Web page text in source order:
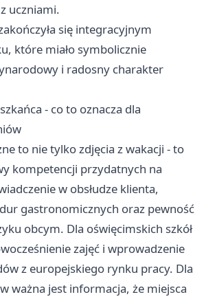
uczniami.
się integracyjnym
które miało symbolicznie
i radosny charakter
- co to oznacza dla
to nie tylko zdjęcia z wakacji - to
kompetencji przydatnych na
w obsłudze klienta,
gastronomicznych oraz pewność
obcym. Dla oświęcimskich szkół
zajęć i wprowadzenie
z europejskiego rynku pracy. Dla
ważna jest informacja, że miejsca